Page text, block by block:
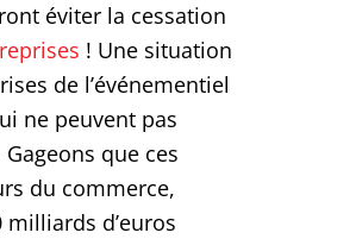
éviter la cessation
! Une situation
de l’événementiel
ne peuvent pas
que ces
du commerce,
d’euros